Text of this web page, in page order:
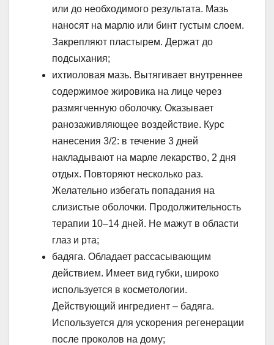
или до необходимого результата. Мазь
наносят на марлю или бинт густым слоем.
Закрепляют пластырем. Держат до
подсыхания;
ихтиоловая мазь. Вытягивает внутреннее
содержимое жировика на лице через
размягченную оболочку. Оказывает
ранозаживляющее воздействие. Курс
нанесения 3/2: в течение 3 дней
накладывают на марле лекарство, 2 дня
отдых. Повторяют несколько раз.
Желательно избегать попадания на
слизистые оболочки. Продолжительность
терапии 10–14 дней. Не мажут в области
глаз и рта;
бадяга. Обладает рассасывающим
действием. Имеет вид губки, широко
используется в косметологии.
Действующий ингредиент – бадяга.
Используется для ускорения регенерации
после проколов на дому;